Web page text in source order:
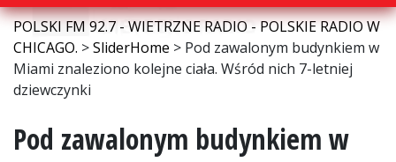
POLSKI FM 92.7 - WIETRZNE RADIO - POLSKIE RADIO W
CHICAGO. >SliderHome > Pod zawalonym budynkiem w
Miami znaleziono kolejne ciała. Wśród nich 7-letniej
dziewczynki
Pod zawalonym budynkiem w